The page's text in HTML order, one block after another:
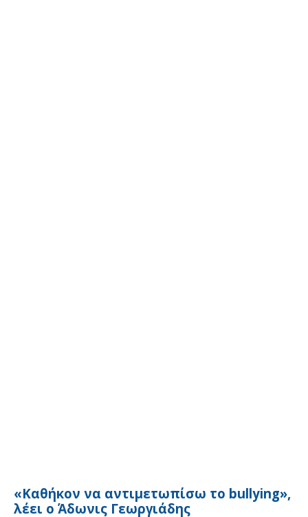
«Καθήκον να αντιμετωπίσω το bullying»,
λέει ο Άδωνις Γεωργιάδης